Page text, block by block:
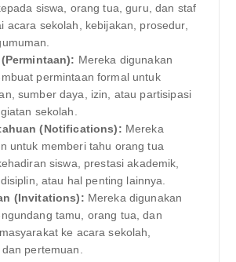
siswa, orang tua, guru, dan staf
acara sekolah, kebijakan, prosedur,
Mereka digunakan
permintaan formal untuk
sumber daya, izin, atau partisipasi
sekolah.
(Notifications): Mereka
untuk memberi tahu orang tua
siswa, prestasi akademik,
atau hal penting lainnya.
(Invitations): Mereka digunakan
tamu, orang tua, dan
ke acara sekolah,
pertemuan.